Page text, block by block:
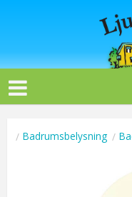
Badrumsbelysning